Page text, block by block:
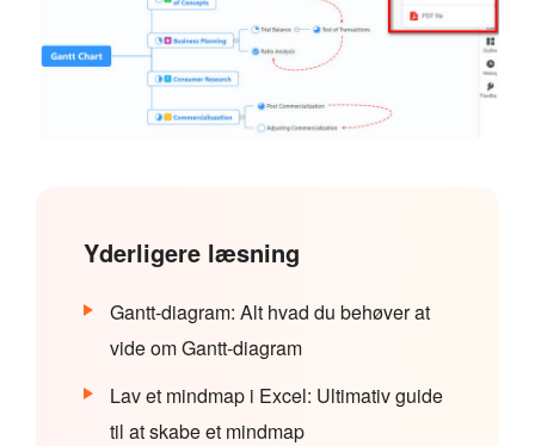
Yderligere læsning
Gantt-diagram: Alt hvad du behøver at
vide om Gantt-diagram
Lav et mindmap i Excel: Ultimativ guide
til at skabe et mindmap